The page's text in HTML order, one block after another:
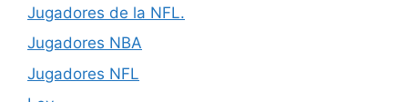
Jugadores de la NFL.
Jugadores NBA
Jugadores NFL